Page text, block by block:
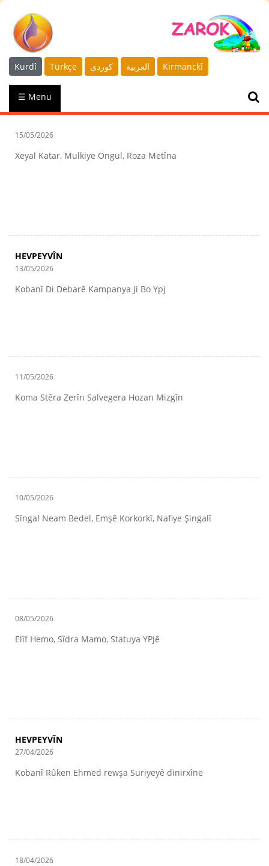
Kurdî Türkçe كوردى العربية Kirmanckî
☰ Menu
15/05/2026
Xeyal Katar, Mulkiye Ongul, Roza Metîna
HEVPEYVÎN
13/05/2026
Kobanî Di Debarê Kampanya Ji Bo Ypj
11/05/2026
Koma Stêra Zerîn Salvegera Hozan Mizgîn
10/05/2026
Sîngal Neam Bedel, Emşê Korkorkî, Nafiye Şingalî
08/05/2026
Elîf Hemo, Sîdra Mamo, Statuya YPJê
HEVPEYVÎN
27/04/2026
Kobanî Rûken Ehmed rewşa Suriyeyê dinirxîne
18/04/2026